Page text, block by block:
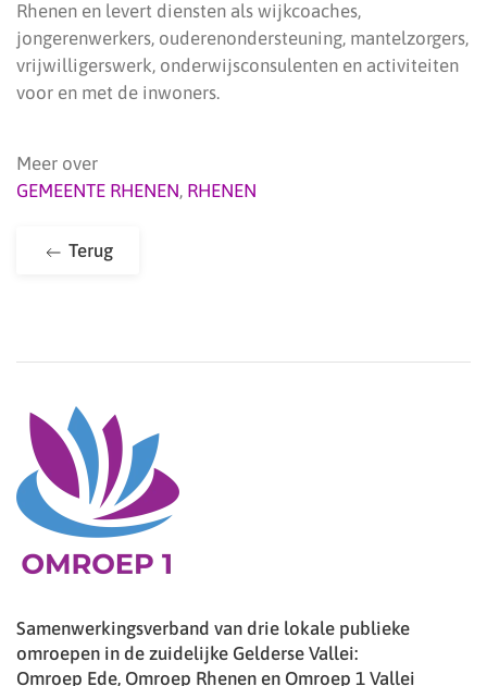
Rhenen en levert diensten als wijkcoaches,
jongerenwerkers, ouderenondersteuning, mantelzorgers,
vrijwilligerswerk, onderwijsconsulenten en activiteiten
voor en met de inwoners.
Meer over
GEMEENTE RHENEN, RHENEN
Terug
Samenwerkingsverband van drie lokale publieke
omroepen in de zuidelijke Gelderse Vallei:
Omroep Ede, Omroep Rhenen en Omroep 1 Vallei